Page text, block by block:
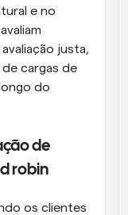
e no
justa,
cargas de
do
de
robin
os clientes